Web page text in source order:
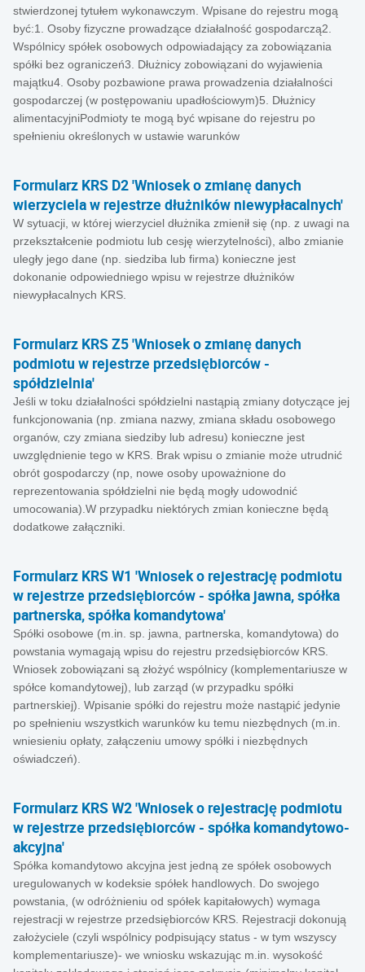
stwierdzonej tytułem wykonawczym. Wpisane do rejestru mogą
być:1. Osoby fizyczne prowadzące działalność gospodarczą2.
Wspólnicy spółek osobowych odpowiadający za zobowiązania
spółki bez ograniczeń3. Dłużnicy zobowiązani do wyjawienia
majątku4. Osoby pozbawione prawa prowadzenia działalności
gospodarczej (w postępowaniu upadłościowym)5. Dłużnicy
alimentacyjniPodmioty te mogą być wpisane do rejestru po
spełnieniu określonych w ustawie warunków
Formularz KRS D2 'Wniosek o zmianę danych
wierzyciela w rejestrze dłużników niewypłacalnych'
W sytuacji, w której wierzyciel dłużnika zmienił się (np. z uwagi na
przekształcenie podmiotu lub cesję wierzytelności), albo zmianie
uległy jego dane (np. siedziba lub firma) konieczne jest
dokonanie odpowiedniego wpisu w rejestrze dłużników
niewypłacalnych KRS.
Formularz KRS Z5 'Wniosek o zmianę danych
podmiotu w rejestrze przedsiębiorców -
spółdzielnia'
Jeśli w toku działalności spółdzielni nastąpią zmiany dotyczące jej
funkcjonowania (np. zmiana nazwy, zmiana składu osobowego
organów, czy zmiana siedziby lub adresu) konieczne jest
uwzględnienie tego w KRS. Brak wpisu o zmianie może utrudnić
obrót gospodarczy (np, nowe osoby upoważnione do
reprezentowania spółdzielni nie będą mogły udowodnić
umocowania).W przypadku niektórych zmian konieczne będą
dodatkowe załączniki.
Formularz KRS W1 'Wniosek o rejestrację podmiotu
w rejestrze przedsiębiorców - spółka jawna, spółka
partnerska, spółka komandytowa'
Spółki osobowe (m.in. sp. jawna, partnerska, komandytowa) do
powstania wymagają wpisu do rejestru przedsiębiorców KRS.
Wniosek zobowiązani są złożyć wspólnicy (komplementariusze w
spółce komandytowej), lub zarząd (w przypadku spółki
partnerskiej). Wpisanie spółki do rejestru może nastąpić jedynie
po spełnieniu wszystkich warunków ku temu niezbędnych (m.in.
wniesieniu opłaty, załączeniu umowy spółki i niezbędnych
oświadczeń).
Formularz KRS W2 'Wniosek o rejestrację podmiotu
w rejestrze przedsiębiorców - spółka komandytowo-
akcyjna'
Spółka komandytowo akcyjna jest jedną ze spółek osobowych
uregulowanych w kodeksie spółek handlowych. Do swojego
powstania, (w odróżnieniu od spółek kapitałowych) wymaga
rejestracji w rejestrze przedsiębiorców KRS. Rejestracji dokonują
założyciele (czyli wspólnicy podpisujący status - w tym wszyscy
komplementariusze)- we wniosku wskazując m.in. wysokość